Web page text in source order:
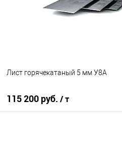
Лист горячекатаный 5 мм У8А
115 200 руб. / т